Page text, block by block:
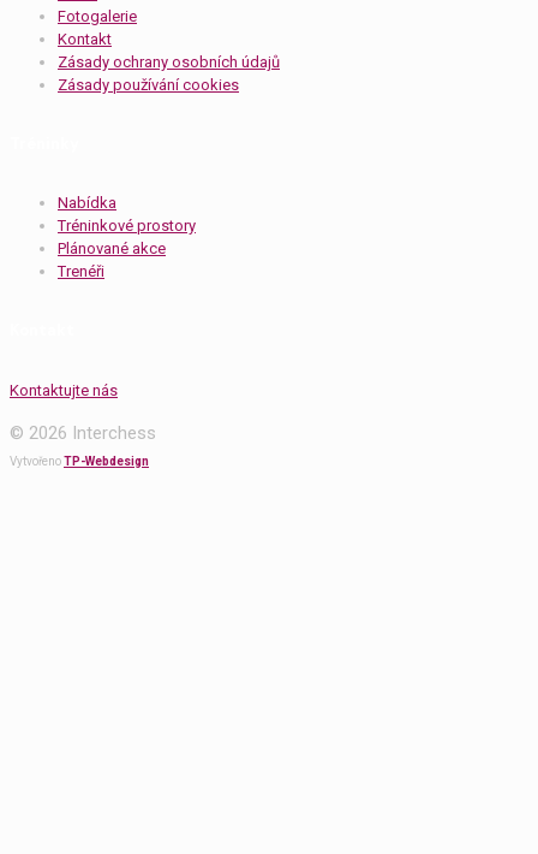
Fotogalerie
Kontakt
Zásady ochrany osobních údajů
Zásady používání cookies
Nabídka
Tréninkové prostory
Plánované akce
Trenéři
Kontaktujte nás
© 2026 Interchess
VytvořenoTP-Webdesign